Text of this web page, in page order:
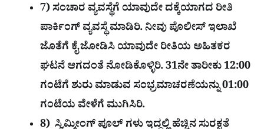
7) ಸಂಚಾರ ವ್ಯವಸ್ಥೆಗೆ ಯಾವುದೇ ದಕ್ಕೆಯಾಗದ ರೀತಿ
ಪಾರ್ಕಿಂಗ್ ವ್ಯವಸ್ಥೆ ಮಾಡಿರಿ. ನೀವು ಪೊಲೀಸ್ ಇಲಾಖೆ
ಜೊತೆಗೆ ಕೈ ಜೋಡಿಸಿ ಯಾವುದೇ ರೀತಿಯ ಅಹಿತಕರ
ಘಟನೆ ಆಗದಂತೆ ನೋಡಿಕೊಳ್ಳಿರಿ. 31ನೇ ತಾರೀಕು 12:00
ಗಂಟೆಗೆ ಶುರು ಮಾಡುವ ಸಂಭ್ರಮಾಚರಣೆಯನ್ನು 01:00
ಗಂಟೆಯ ವೇಳೆಗೆ ಮುಗಿಸಿರಿ.